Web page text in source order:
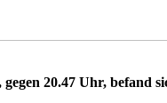
20.47 Uhr, befand